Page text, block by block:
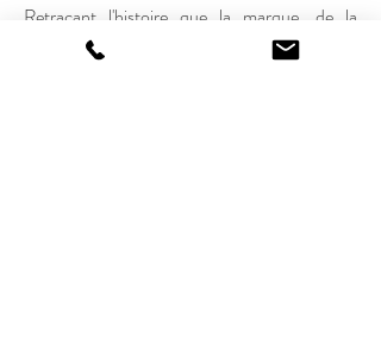
Retraçant l'histoire que la marque, de la
mythique Miura à l'époustouflante Aventador
Ultimae, vous pourrez admirer les modèles les